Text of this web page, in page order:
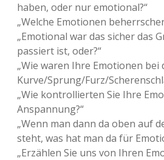
haben, oder nur emotional?“
„Welche Emotionen
„Emotional war das sicher das
passiert ist, oder?“
„Wie waren Ihre Emotionen bei
Kurve/Sprung/Furz/
„Wie kontrollierten Sie Ihre
Anspannung?“
„Wenn man dann da oben auf
steht, was hat man da für
„Erzählen Sie uns von Ihren